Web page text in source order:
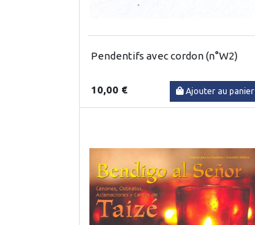
Pendentifs avec cordon (n°W2)
10,00 € Ajouter au panier